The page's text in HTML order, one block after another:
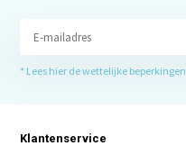
* Lees hier de wettelijke beperkingen
Klantenservice